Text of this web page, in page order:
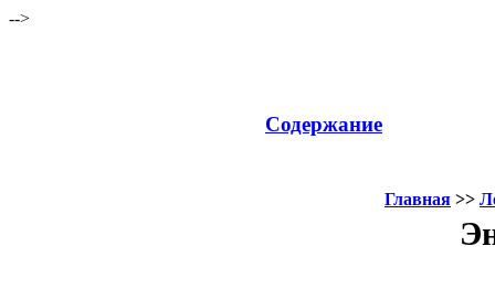
-->
Содержание
Главная >>